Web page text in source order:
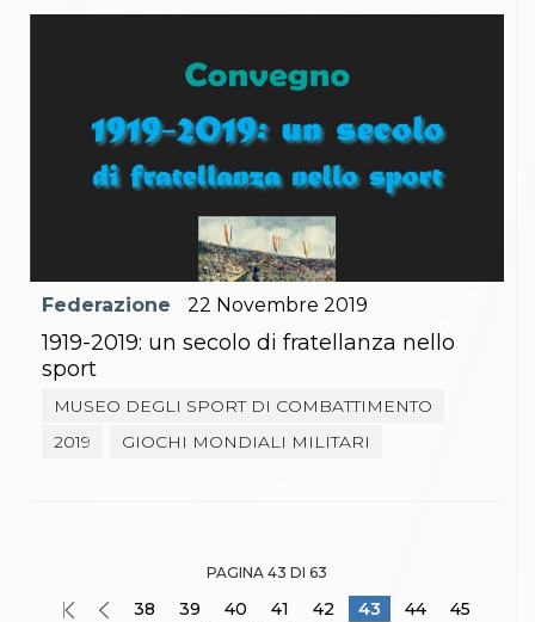
Federazione 22 Novembre 2019
1919-2019: un secolo di fratellanza nello
sport
MUSEO DEGLI SPORT DI COMBATTIMENTO
2019
GIOCHI MONDIALI MILITARI
PAGINA 43 DI 63
38 39 40 41 42 43 44
45